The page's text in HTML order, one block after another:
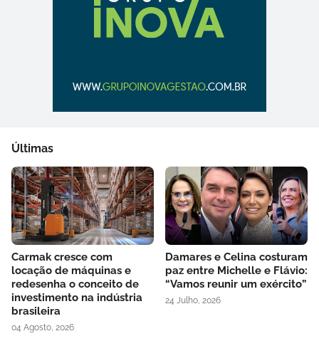
Últimas
Carmak cresce com
locação de máquinas e
redesenha o conceito de
investimento na indústria
brasileira
04 Agosto, 2026
Damares e Celina costuram
paz entre Michelle e Flávio:
“Vamos reunir um exército”
24 Julho, 2026